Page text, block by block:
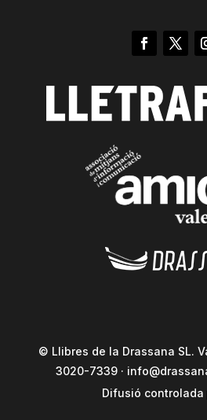
© Llibres de la Drassana SL.
3020-7339 ·
Difusió